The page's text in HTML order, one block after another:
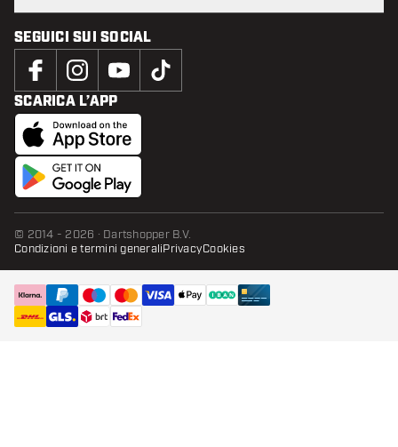
SEGUICI SUI SOCIAL
SCARICA L’APP
© 2014 - 2026 · Dartshopper B.V.
Condizioni e termini generaliPrivacyCookies